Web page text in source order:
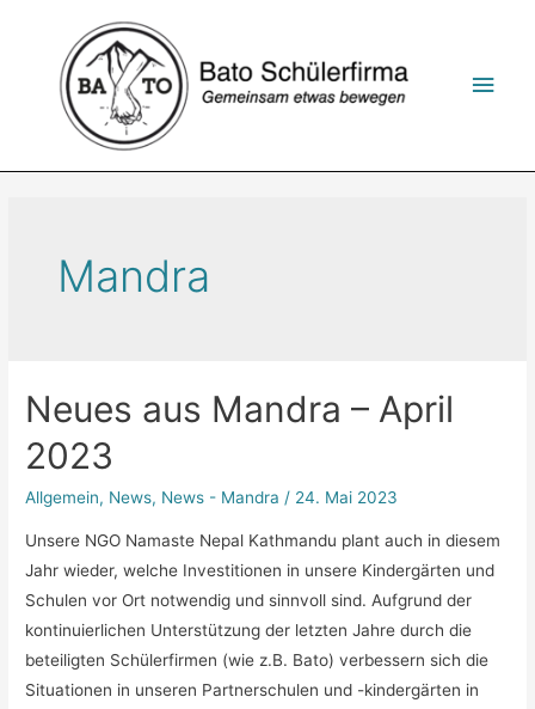
springen
Mandra
Neues aus Mandra – April
2023
Allgemein, News, News - Mandra / 24. Mai 2023
Unsere NGO Namaste Nepal Kathmandu plant auch in diesem
Jahr wieder, welche Investitionen in unsere Kindergärten und
Schulen vor Ort notwendig und sinnvoll sind. Aufgrund der
kontinuierlichen Unterstützung der letzten Jahre durch die
beteiligten Schülerfirmen (wie z.B. Bato) verbessern sich die
Situationen in unseren Partnerschulen und -kindergärten in